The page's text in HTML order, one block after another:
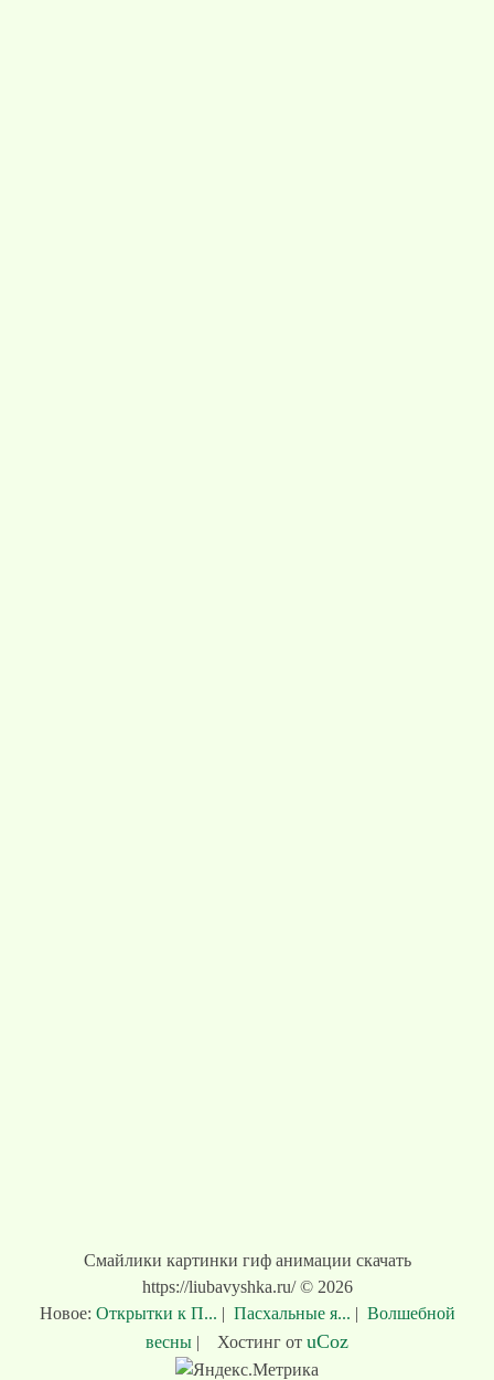
Смайлики картинки гиф анимации скачать
https://liubavyshka.ru/ © 2026
Новое: Открытки к П... | Пасхальные я... | Волшебной
весны | Хостинг от uCoz